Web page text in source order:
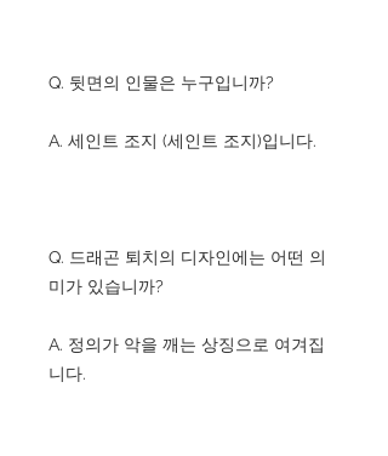
Q. 뒷면의 인물은 누구입니까?
A. 세인트 조지 (세인트 조지)입니다.
Q. 드래곤 퇴치의 디자인에는 어떤 의
미가 있습니까?
A. 정의가 악을 깨는 상징으로 여겨집
니다.